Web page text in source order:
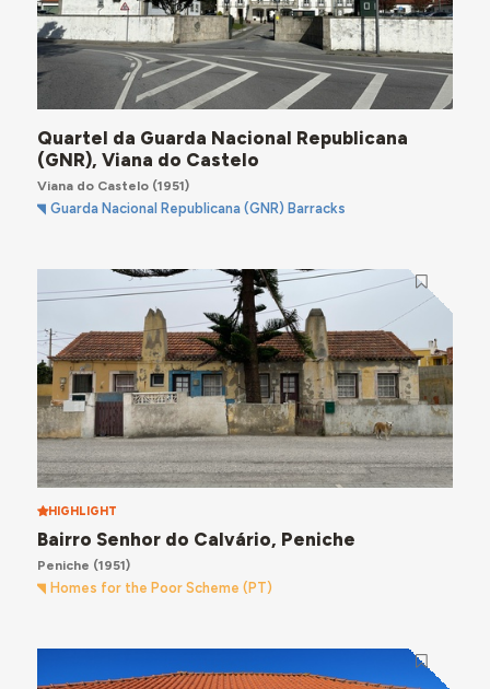
Quartel da Guarda Nacional Republicana
(GNR), Viana do Castelo
Viana do Castelo(1951)
Guarda Nacional Republicana (GNR) Barracks
HIGHLIGHT
Bairro Senhor do Calvário, Peniche
Peniche (1951)
Homes for the Poor Scheme (PT)